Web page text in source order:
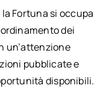
Fortuna si occupa
dei
un’attenzione
pubblicate e
disponibili.